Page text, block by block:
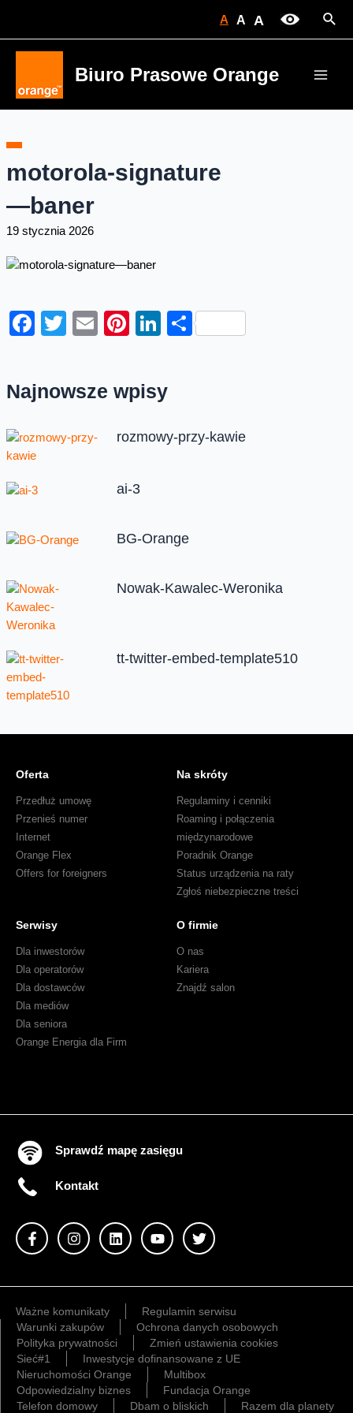
A A A
Biuro Prasowe Orange
motorola-signature
—baner
19 stycznia 2026
Facebook
Twitter
EmailPinterest
LinkedIn
Share
Najnowsze wpisy
rozmowy-przy-kawie
ai-3
BG-Orange
Nowak-Kawalec-Weronika
tt-twitter-embed-template510
Oferta
Przedłuż umowę
Przenieś numer
Internet
Orange Flex
Offers for foreigners
Na skróty
Regulaminy i cenniki
Roaming i połączenia
międzynarodowe
Poradnik Orange
Status urządzenia na raty
Zgłoś niebezpieczne treści
Serwisy
Dla inwestorów
Dla operatorów
Dla dostawców
Dla mediów
Dla seniora
Orange Energia dla Firm
O firmie
O nas
Kariera
Znajdź salon
Sprawdź mapę zasięgu
Kontakt
Ważne komunikaty
Regulamin serwisu
Warunki zakupów
Ochrona danych osobowych
Polityka prywatności
Zmień ustawienia cookies
Sieć#1
Inwestycje dofinansowane z UE
Nieruchomości Orange
Multibox
Odpowiedzialny biznes
Fundacja Orange
Telefon domowy
Dbam o bliskich Razem dla planety